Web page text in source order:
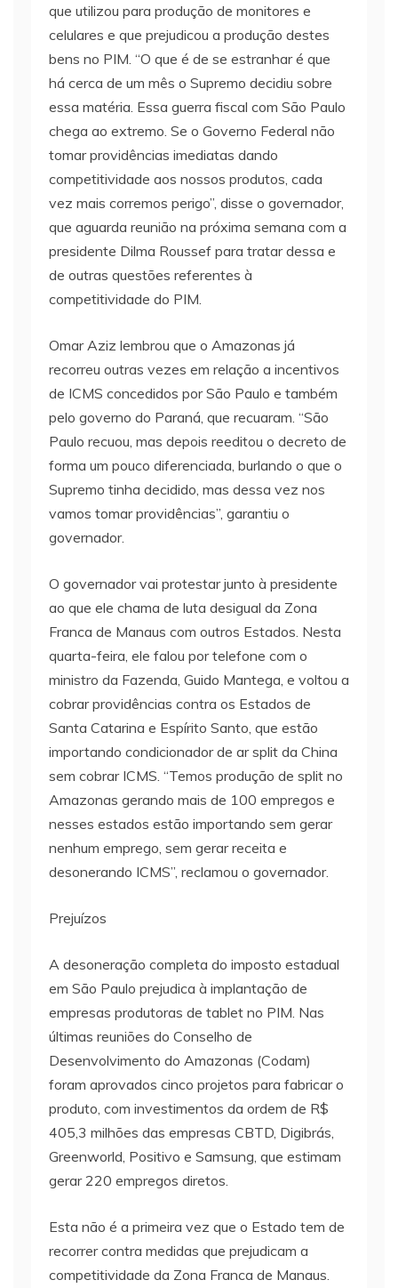
que utilizou para produção de monitores e
celulares e que prejudicou a produção destes
bens no PIM. “O que é de se estranhar é que
há cerca de um mês o Supremo decidiu sobre
essa matéria. Essa guerra fiscal com São Paulo
chega ao extremo. Se o Governo Federal não
tomar providências imediatas dando
competitividade aos nossos produtos, cada
vez mais corremos perigo”, disse o governador,
que aguarda reunião na próxima semana com a
presidente Dilma Roussef para tratar dessa e
de outras questões referentes à
competitividade do PIM.
Omar Aziz lembrou que o Amazonas já
recorreu outras vezes em relação a incentivos
de ICMS concedidos por São Paulo e também
pelo governo do Paraná, que recuaram. “São
Paulo recuou, mas depois reeditou o decreto de
forma um pouco diferenciada, burlando o que o
Supremo tinha decidido, mas dessa vez nos
vamos tomar providências”, garantiu o
governador.
O governador vai protestar junto à presidente
ao que ele chama de luta desigual da Zona
Franca de Manaus com outros Estados. Nesta
quarta-feira, ele falou por telefone com o
ministro da Fazenda, Guido Mantega, e voltou a
cobrar providências contra os Estados de
Santa Catarina e Espírito Santo, que estão
importando condicionador de ar split da China
sem cobrar ICMS. “Temos produção de split no
Amazonas gerando mais de 100 empregos e
nesses estados estão importando sem gerar
nenhum emprego, sem gerar receita e
desonerando ICMS”, reclamou o governador.
Prejuízos
A desoneração completa do imposto estadual
em São Paulo prejudica à implantação de
empresas produtoras de tablet no PIM. Nas
últimas reuniões do Conselho de
Desenvolvimento do Amazonas (Codam)
foram aprovados cinco projetos para fabricar o
produto, com investimentos da ordem de R$
405,3 milhões das empresas CBTD, Digibrás,
Greenworld, Positivo e Samsung, que estimam
gerar 220 empregos diretos.
Esta não é a primeira vez que o Estado tem de
recorrer contra medidas que prejudicam a
competitividade da Zona Franca de Manaus.